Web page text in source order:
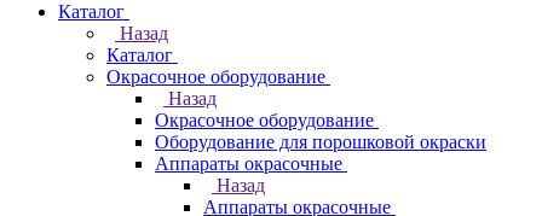
Каталог
Назад
Каталог
Окрасочное оборудование
Назад
Окрасочное оборудование
Оборудование для порошковой окраски
Аппараты окрасочные
Назад
Аппараты окрасочные